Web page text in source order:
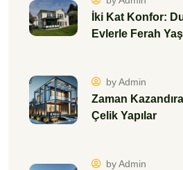
İki Kat Konfor:
Evlerle Ferah
by Admin
Zaman
Çelik Yapılar
by Admin